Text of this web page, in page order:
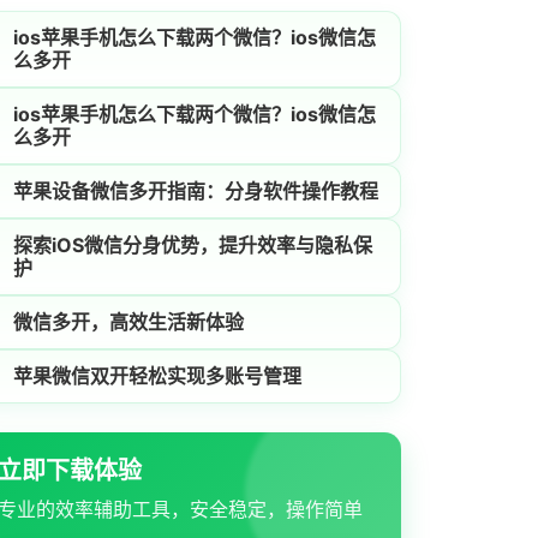
ios苹果手机怎么下载两个微信？ios微信怎
么多开
ios苹果手机怎么下载两个微信？ios微信怎
么多开
苹果设备微信多开指南：分身软件操作教程
探索iOS微信分身优势，提升效率与隐私保
护
微信多开，高效生活新体验
苹果微信双开轻松实现多账号管理
即下载体验
业的效率辅助工具，安全稳定，操作简单